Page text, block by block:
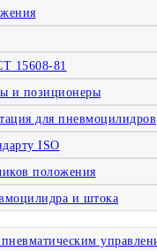
15608-81
и позиционеры
для пневмоцилидров
ISO
положения
и штока